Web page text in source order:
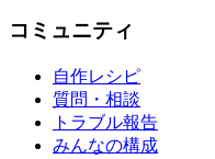
コミュニティ
自作レシピ
質問・相談
トラブル報告
みんなの構成